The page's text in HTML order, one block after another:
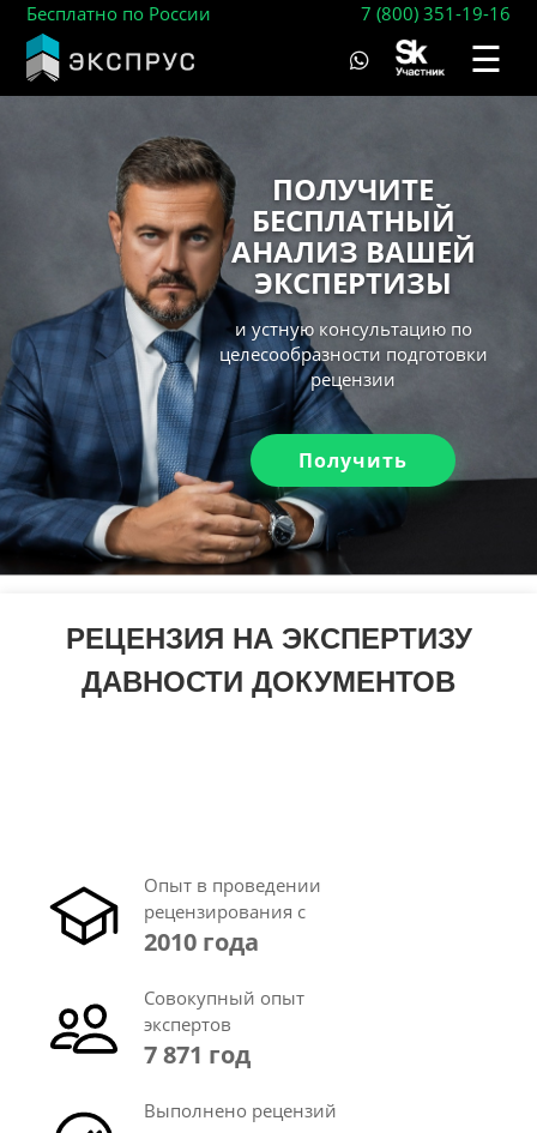
Бесплатно по России 7 (800) 351-19-16
☰
ПОЛУЧИТЕ
БЕСПЛАТНЫЙ
АНАЛИЗ ВАШЕЙ
ЭКСПЕРТИЗЫ
и устную консультацию по
целесообразности подготовки
рецензии
Получить
РЕЦЕНЗИЯ НА ЭКСПЕРТИЗУ
ДАВНОСТИ ДОКУМЕНТОВ
Опыт в проведении
рецензирования с
2010 года
Совокупный опыт
экспертов
7 871 год
Выполнено рецензий